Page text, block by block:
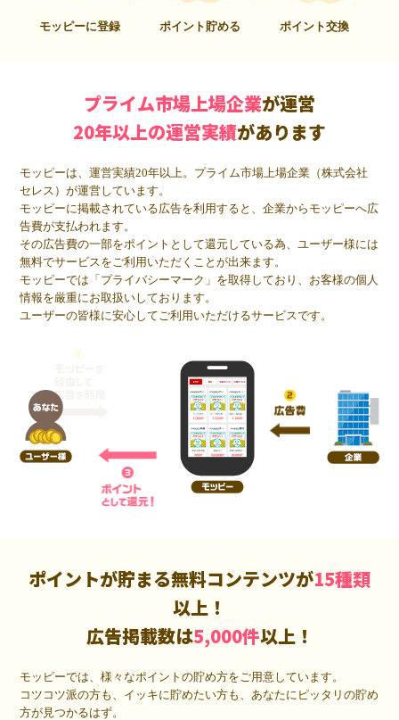
モッピーに登録 ポイント貯める ポイント交換
プライム市場上場企業が運営
20年以上の運営実績があります
モッピーは、運営実績20年以上。プライム市場上場企業（株式会社
セレス）が運営しています。
モッピーに掲載されている広告を利用すると、企業からモッピーへ広
告費が支払われます。
その広告費の一部をポイントとして還元している為、ユーザー様には
無料でサービスをご利用いただくことが出来ます。
モッピーでは「プライバシーマーク」を取得しており、お客様の個人
情報を厳重にお取扱いしております。
ユーザーの皆様に安心してご利用いただけるサービスです。
ポイントが貯まる無料コンテンツが15種類
以上！
広告掲載数は5,000件以上！
モッピーでは、様々なポイントの貯め方をご用意しています。
コツコツ派の方も、イッキに貯めたい方も、あなたにピッタリの貯め
方が見つかるはず。